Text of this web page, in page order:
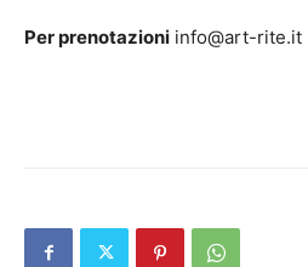
Per prenotazioni info@art-rite.it